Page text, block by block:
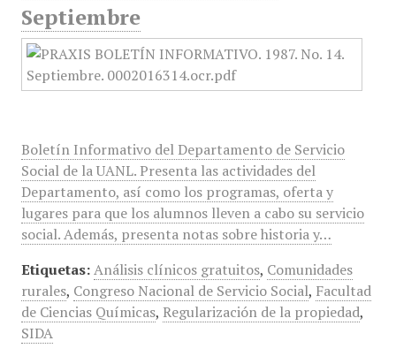
Septiembre
Boletín Informativo del Departamento de Servicio
Social de la UANL. Presenta las actividades del
Departamento, así como los programas, oferta y
lugares para que los alumnos lleven a cabo su servicio
social. Además, presenta notas sobre historia y…
Etiquetas: Análisis clínicos gratuitos, Comunidades
rurales, Congreso Nacional de Servicio Social, Facultad
de Ciencias Químicas, Regularización de la propiedad,
SIDA